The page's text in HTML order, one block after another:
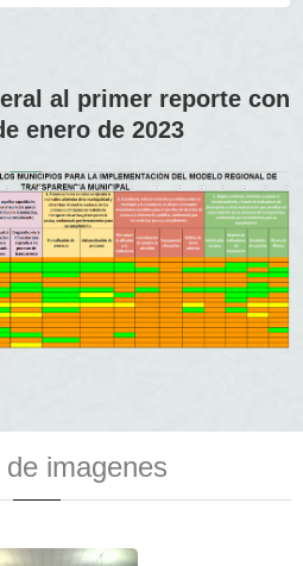
al primer reporte con
enero de 2023
imagenes